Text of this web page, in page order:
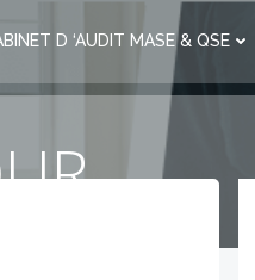
D ‘AUDIT MASE & QSE